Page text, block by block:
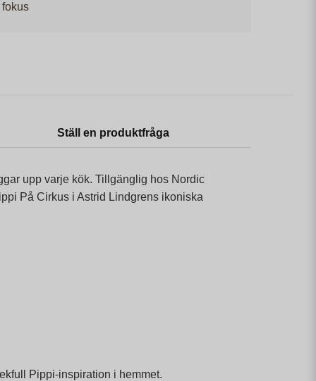
Ställ en produktfråga
upp varje kök. Tillgänglig hos Nordic
På Cirkus i Astrid Lindgrens ikoniska
Pippi-inspiration i hemmet.